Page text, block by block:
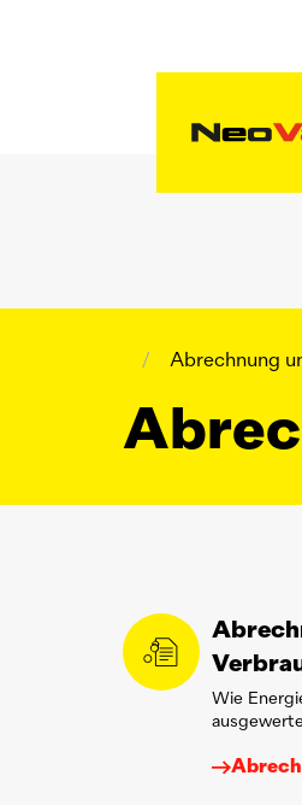
/ Abrechnung
Wie